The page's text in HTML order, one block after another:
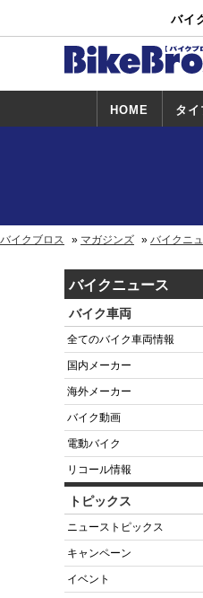
バイ
HOME タ
バイクブロス マガジンズ バイクニ
バイクニュース
バイク車両
全てのバイク車両情報
国内メーカー
海外メーカー
バイク動画
電動バイク
リコール情報
トピックス
ニューストピックス
キャンペーン
イベント